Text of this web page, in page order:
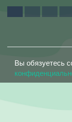
Вы обязуетесь